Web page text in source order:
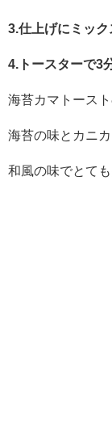
3.仕上げにミッ
4.トースターで3
海苔カマトースト
海苔の味とカニカ
和風の味でとて